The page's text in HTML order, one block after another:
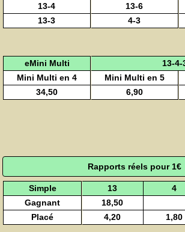
13-4
13-6
13-3
4-3
eMini Multi
13-4-
Mini Multi en 4
Mini Multi en 5
34,50
6,90
Rapports réels pour 1€
Simple 13 4
Gagnant
18,50
Placé
4,20 1,80